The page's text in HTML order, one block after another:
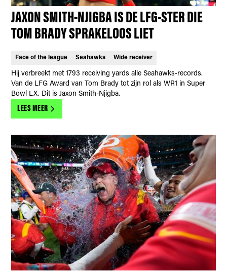
JAXON SMITH-NJIGBA IS DE LFG-STER DIE
TOM BRADY SPRAKELOOS LIET
Face of the league Seahawks Wide receiver
Hij verbreekt met 1793 receiving yards alle Seahawks-records.
Van de LFG Award van Tom Brady tot zijn rol als WR1 in Super
Bowl LX. Dit is Jaxon Smith-Njigba.
LEES MEER